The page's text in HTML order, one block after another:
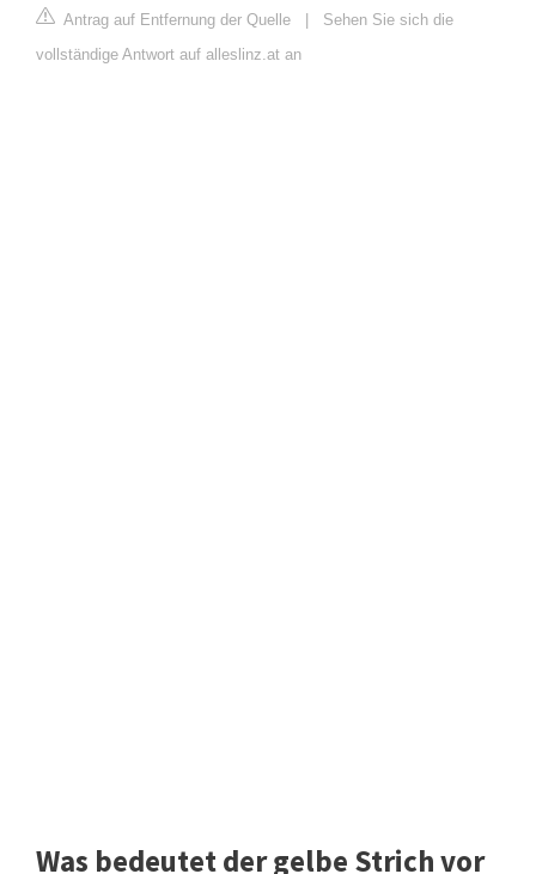
Antrag auf Entfernung der Quelle | Sehen Sie sich die
vollständige Antwort auf alleslinz.at an
Was bedeutet der gelbe Strich vor